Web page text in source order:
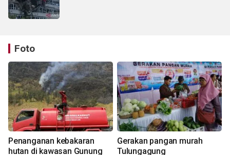
Foto
Penanganan kebakaran
hutan di kawasan Gunung
Gerakan pangan murah
Tulungagung